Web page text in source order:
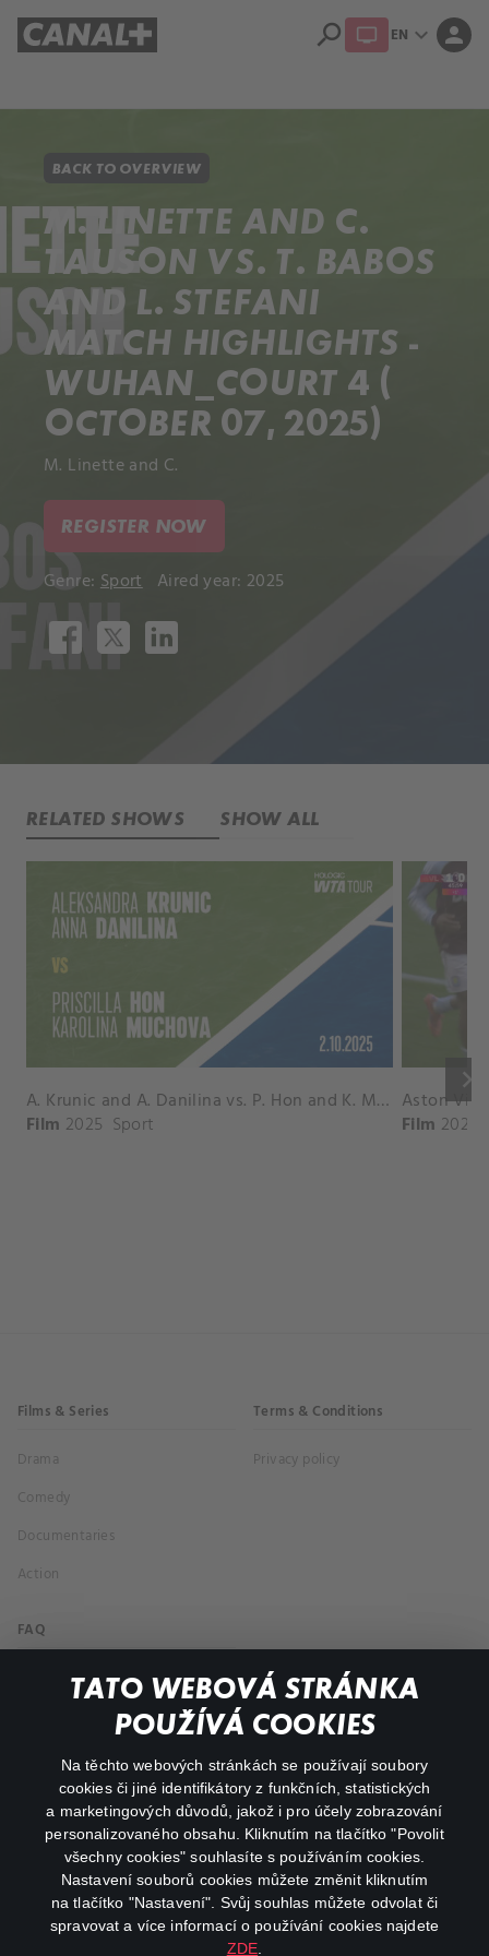
TATO WEBOVÁ STRÁNKA
POUŽÍVÁ COOKIES
Na těchto webových stránkách se používají soubory
cookies či jiné identifikátory z funkčních, statistických
a marketingových důvodů, jakož i pro účely zobrazování
personalizovaného obsahu. Kliknutím na tlačítko "Povolit
všechny cookies" souhlasíte s používáním cookies.
Nastavení souborů cookies můžete změnit kliknutím
na tlačítko "Nastavení". Svůj souhlas můžete odvolat či
spravovat a více informací o používání cookies najdete
ZDE
search EN expand_more person
BACK TO OVERVIEW
M. LINETTE AND C.
TAUSON VS. T. BABOS
AND L. STEFANI
MATCH HIGHLIGHTS -
WUHAN_COURT 4 (
OCTOBER 07, 2025)
M. Linette and C.
REGISTER NOW
Genre: Sport Aired year: 2025
RELATED SHOWS SHOW ALL
keyboard_arrow_right
A. Krunic and A. Danilina vs. P. Hon and K. Muchova Match Highlights - BEIJING_Capital Group Diamond ( October 02, 2025)
Film 2025 Sport Film 2026
Films & Series
Drama
Comedy
Documentaries
Action
Terms & Conditions
Privacy policy
FAQ
My profile
facebookinstagram
youtube